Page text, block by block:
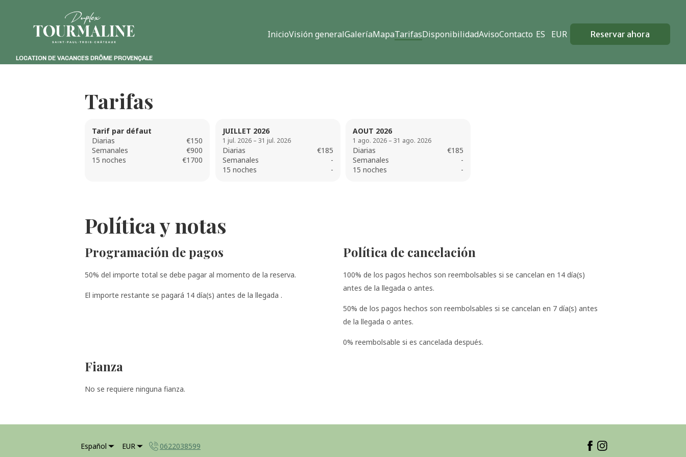
LOCATION DE VACANCES DRÔME PROVENÇALE
InicioVisión generalGaleríaMapaTarifasDisponibilidadAvisoContacto ES EUR Reservar ahora
Tarifas
Tarif par défaut
Diarias
€150
Semanales
€900
15 noches
€1700
JUILLET 2026
1 jul. 2026 – 31 jul. 2026
Diarias
€185
Semanales
-
15 noches
-
AOUT 2026
1 ago. 2026 – 31 ago. 2026
Diarias
€185
Semanales
-
15 noches
-
Política y notas
Programación de pagos
50% del importe total se debe pagar al momento de la reserva.
El importe restante se pagará 14 día(s) antes de la llegada .
Política de cancelación
100% de los pagos hechos son reembolsables si se cancelan en 14 día(s)
antes de la llegada o antes.
50% de los pagos hechos son reembolsables si se cancelan en 7 día(s) antes
de la llegada o antes.
0% reembolsable si es cancelada después.
Fianza
No se requiere ninguna fianza.
Español EUR 0622038599